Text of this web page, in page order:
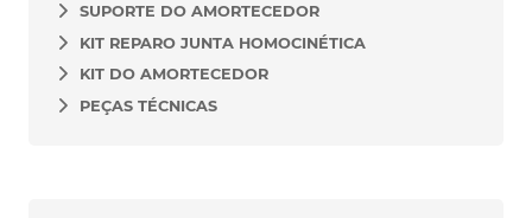
SUPORTE DO AMORTECEDOR
KIT REPARO JUNTA HOMOCINÉTICA
KIT DO AMORTECEDOR
PEÇAS TÉCNICAS